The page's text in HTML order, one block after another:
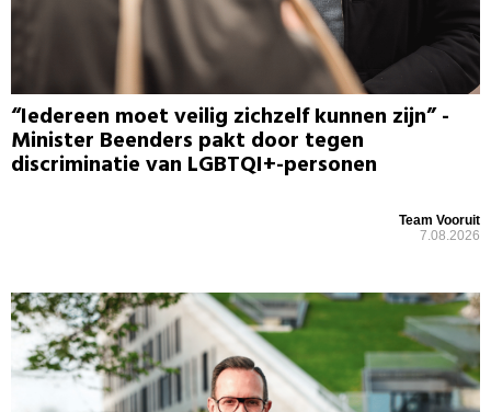
“Iedereen moet veilig zichzelf kunnen zijn” -
Minister Beenders pakt door tegen
discriminatie van LGBTQI+-personen
Team Vooruit
7.08.2026